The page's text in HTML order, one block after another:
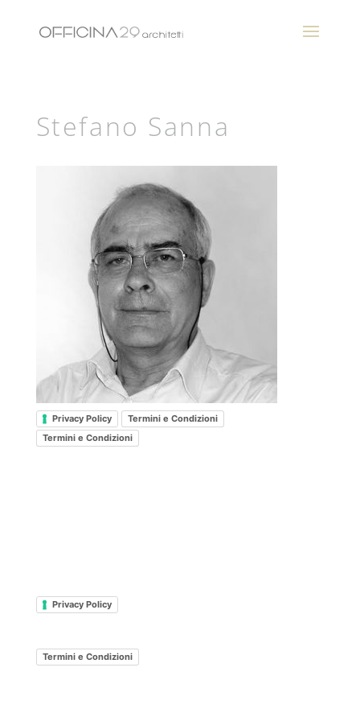
Stefano Sanna
Privacy Policy
Termini e Condizioni
Termini e Condizioni
Privacy Policy
Termini e Condizioni